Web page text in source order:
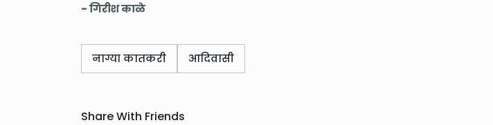
- गिरीश काळे
नाग्या कातकरी आदिवासी
Share With Friends